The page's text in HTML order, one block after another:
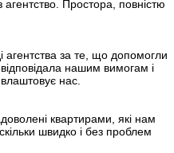
Простора, повністю
агентства за те, що допомогли
нашим вимогам і
нас.
квартирами, які нам
швидко і без проблем